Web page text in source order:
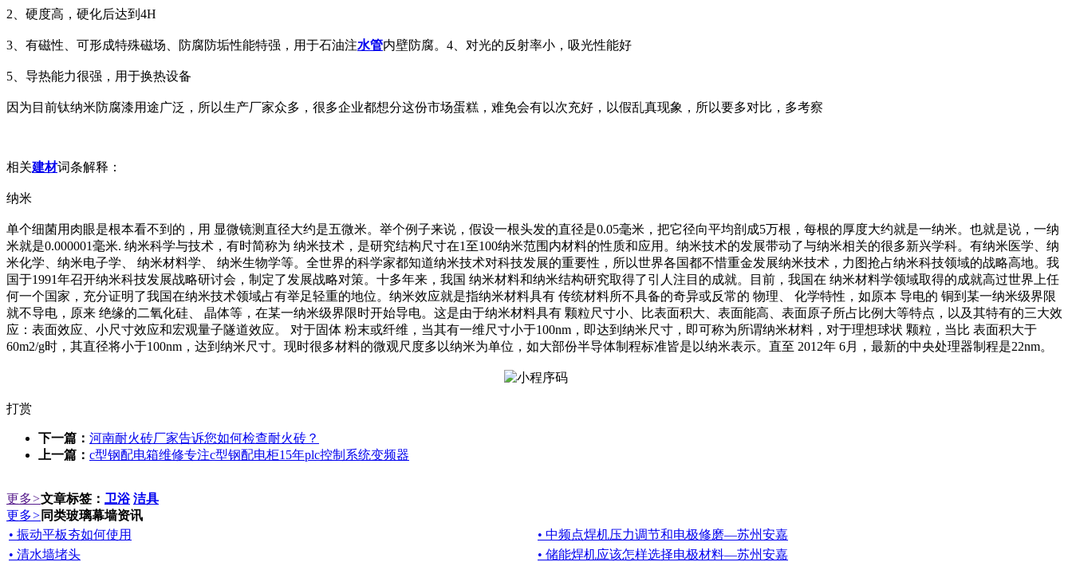
2、硬度高，硬化后达到4H
3、有磁性、可形成特殊磁场、防腐防垢性能特强，用于石油注水管内壁防腐。4、对光的反射率小，吸光性能好
5、导热能力很强，用于换热设备
因为目前钛纳米防腐漆用途广泛，所以生产厂家众多，很多企业都想分这份市场蛋糕，难免会有以次充好，以假乱真现象，所以要多对比，多考察
相关建材词条解释：
纳米
单个细菌用肉眼是根本看不到的，用 显微镜测直径大约是五微米。举个例子来说，假设一根头发的直径是0.05毫米，把它径向平均剖成5万根，每根的厚度大约就是一纳米。也就是说，一纳
米就是0.000001毫米. 纳米科学与技术，有时简称为 纳米技术，是研究结构尺寸在1至100纳米范围内材料的性质和应用。纳米技术的发展带动了与纳米相关的很多新兴学科。有纳米医学、纳
米化学、纳米电子学、 纳米材料学、 纳米生物学等。全世界的科学家都知道纳米技术对科技发展的重要性，所以世界各国都不惜重金发展纳米技术，力图抢占纳米科技领域的战略高地。我
国于1991年召开纳米科技发展战略研讨会，制定了发展战略对策。十多年来，我国 纳米材料和纳米结构研究取得了引人注目的成就。目前，我国在 纳米材料学领域取得的成就高过世界上任
何一个国家，充分证明了我国在纳米技术领域占有举足轻重的地位。纳米效应就是指纳米材料具有 传统材料所不具备的奇异或反常的 物理、 化学特性，如原本 导电的 铜到某一纳米级界限
就不导电，原来 绝缘的二氧化硅、 晶体等，在某一纳米级界限时开始导电。这是由于纳米材料具有 颗粒尺寸小、比表面积大、表面能高、表面原子所占比例大等特点，以及其特有的三大效
应：表面效应、小尺寸效应和宏观量子隧道效应。 对于固体 粉末或纤维，当其有一维尺寸小于100nm，即达到纳米尺寸，即可称为所谓纳米材料，对于理想球状 颗粒，当比 表面积大于
60m2/g时，其直径将小于100nm，达到纳米尺寸。现时很多材料的微观尺度多以纳米为单位，如大部份半导体制程标准皆是以纳米表示。直至 2012年 6月，最新的中央处理器制程是22nm。
打赏
下一篇： 河南耐火砖厂家告诉您如何检查耐火砖？
上一篇： c型钢配电箱维修专注c型钢配电柜15年plc控制系统变频器
更多>文章标签： 卫浴 洁具
更多> 同类玻璃幕墙资讯
• 振动平板夯如何使用
• 中频点焊机压力调节和电极修磨—苏州安嘉
• 清水墙堵头
• 储能焊机应该怎样选择电极材料—苏州安嘉